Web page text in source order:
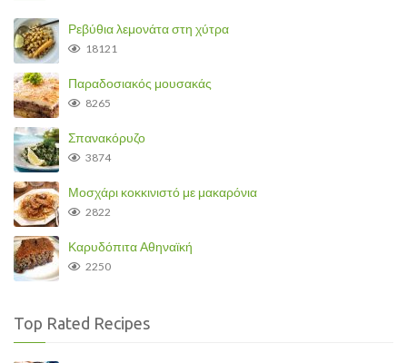
Ρεβύθια λεμονάτα στη χύτρα
18121
Παραδοσιακός μουσακάς
8265
Σπανακόρυζο
3874
Μοσχάρι κοκκινιστό με μακαρόνια
2822
Καρυδόπιτα Αθηναϊκή
2250
Top Rated Recipes